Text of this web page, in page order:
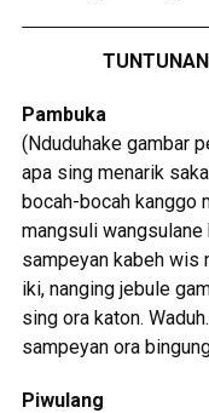
Pambuka
(Nduduhake gambar
apa sing menarik
bocah-bocah kanggo
mangsuli wangsulane
sampeyan kabeh wis
iki, nanging jebule
sing ora katon.
sampeyan ora
Piwulang